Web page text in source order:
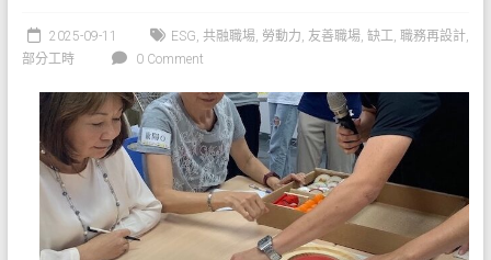
2025-09-11 ESG, 共融職場, 勞動力, 友善職場, 缺工, 職務再設計,
部分工時
0 Comment